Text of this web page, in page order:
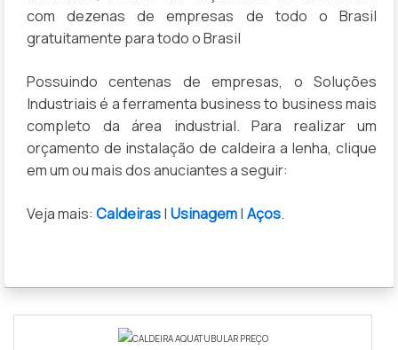
com dezenas de empresas de todo o Brasil
gratuitamente para todo o Brasil
Possuindo centenas de empresas, o Soluções
Industriais é a ferramenta business to business mais
completo da área industrial. Para realizar um
orçamento de instalação de caldeira a lenha, clique
em um ou mais dos anuciantes a seguir:
Veja mais: Caldeiras| Usinagem| Aços.